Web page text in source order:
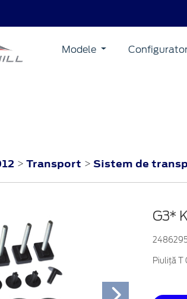
Modele
> Transport > Sistem de
G3*
Piuliță T